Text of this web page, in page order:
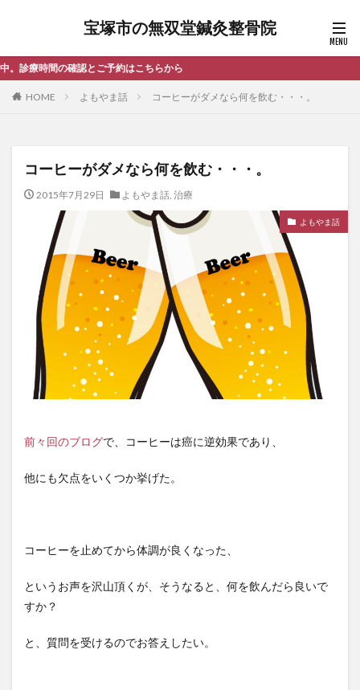
宝塚市の無双堂鍼灸整骨院
ちらから
HOME よもやま話 コーヒーがダメなら何を飲む・・・。
コーヒーがダメなら何を飲む・・・。
2015年7月29日 よもやま話, 治療
よもやま話
前々回のブログで、コーヒーは癌に逆効果であり、
他にも欠点をいくつか挙げた。
コーヒーを止めてから体調が良くなった、
というお声を沢山頂くが、そうなると、何を飲んだら良いで
すか？
と、質問を受けるのでお答えしたい。